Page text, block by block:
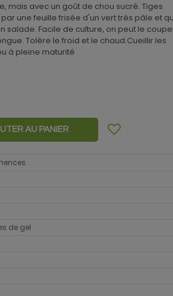
mais avec un goût de chou sucré. Tiges
une feuille frisée d'un vert très pâle et
salade. Facile de culture, on peut le
Tolère le froid et le chaud.Cueillir les
à pleine maturité
AU PANIER
de gel